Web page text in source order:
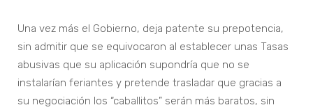
Una vez más el Gobierno, deja patente su prepotencia,
sin admitir que se equivocaron al establecer unas Tasas
abusivas que su aplicación supondría que no se
instalarían feriantes y pretende trasladar que gracias a
su negociación los “caballitos” serán más baratos, sin